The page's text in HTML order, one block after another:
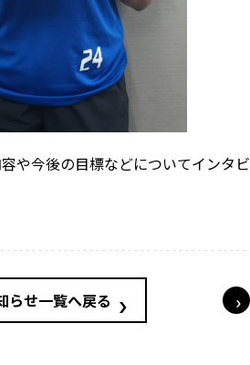
や今後の目標などについてインタビ
らせ一覧へ戻る